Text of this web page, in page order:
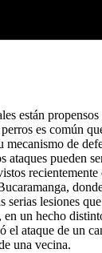
están propensos
es común
mecanismo de
ataques pueden
recientemente
serias lesiones
un hecho
el ataque de un
una vecina.